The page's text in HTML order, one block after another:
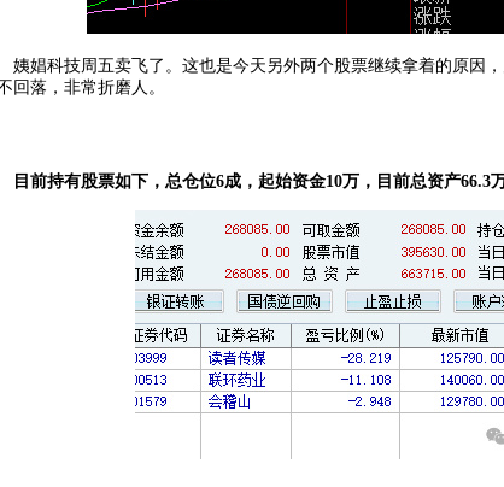
姨娼科技周五卖飞了。这也是今天另外两个股票继续拿着的原因
回落，非常折磨人。
目前持有股票如下，总仓位6成，起始资金10万，目前总资产66.3